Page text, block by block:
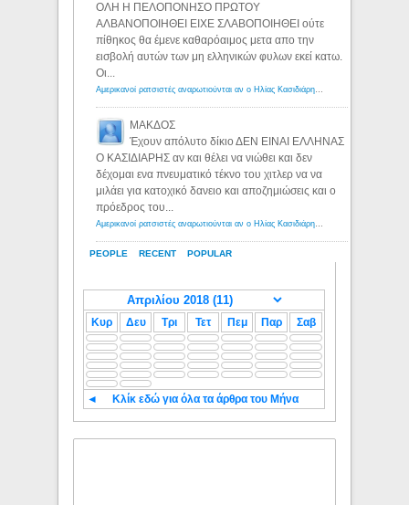
PEOPLE RECENT POPULAR
ΟΛΗ Η ΠΕΛΟΠΟΝΗΣΟ ΠΡΩΤΟΥ
ΑΛΒΑΝΟΠΟΙΗΘΕΙ ΕΙΧΕ ΣΛΑΒΟΠΟΙΗΘΕΙ ούτε
πίθηκος θα έμενε καθαρόαιμος μετα απο την
εισβολή αυτών των μη ελληνικών φυλων εκεί κατω.
Οι...
Αμερικανοί ρατσιστές αναρωτιούνται αν ο Ηλίας Κασιδιάρης ανήκει στη λευκή φυλή... - Λόγιος Ερμής
ΜΑΚΔΟΣ
Έχουν απόλυτο δίκιο ΔΕΝ ΕΙΝΑΙ ΕΛΛΗΝΑΣ
Ο ΚΑΣΙΔΙΑΡΗΣ αν και θέλει να νιώθει και δεν
δέχομαι ενα πνευματικό τέκνο του χιτλερ να να
μιλάει για κατοχικό δανειο και αποζημιώσεις και ο
πρόεδρος του...
Αμερικανοί ρατσιστές αναρωτιούνται αν ο Ηλίας Κασιδιάρης ανήκει στη λευκή φυλή... - Λόγιος Ερμής
Κυρ Δευ Τρι Τετ Πεμ Παρ Σαβ
◄ Κλίκ εδώ για όλα τα άρθρα του Μήνα